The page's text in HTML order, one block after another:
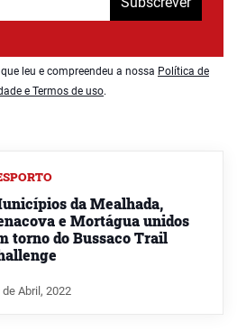
leu e compreendeu a nossa Política de
e Termos de uso.
da Mealhada,
e Mortágua unidos
torno do Bussaco Trail
de Abril, 2022